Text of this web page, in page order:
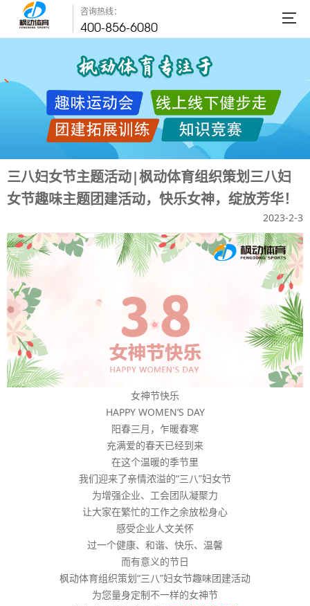
咨询热线：
400-856-6080
三八妇女节主题活动|枫动体育组织策划三八妇
女节趣味主题团建活动，快乐女神，绽放芳华！
2023-2-3
女神节快乐
HAPPY WOMEN’S DAY
阳春三月，乍暖春寒
充满爱的春天已经到来
在这个温暖的季节里
我们迎来了亲情浓溢的“三八”妇女节
为增强企业、工会团队凝聚力
让大家在繁忙的工作之余放松身心
感受企业人文关怀
过一个健康、和谐、快乐、温馨
而有意义的节日
枫动体育组织策划“三八”妇女节趣味团建活动
为您量身定制不一样的女神节